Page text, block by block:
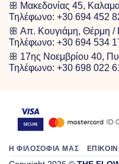
ꕥ Μακεδονίας 45,
Τηλέφωνο: +30 694 452
ꕥ Απ. Κουγιάμη, Θέρμη /
Τηλέφωνο: +30 694 534
ꕥ 17ης Νοεμβρίου 40,
Τηλέφωνο: +30 698 022
Η ΦΙΛΟΣΟΦΙΑ ΜΑΣ